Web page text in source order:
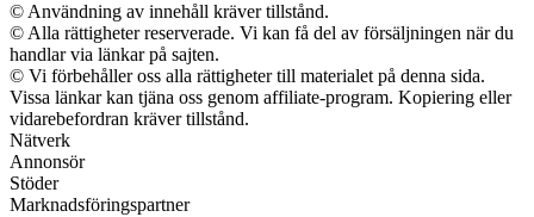
© Användning av innehåll kräver tillstånd.
© Alla rättigheter reserverade. Vi kan få del av försäljningen när du
handlar via länkar på sajten.
© Vi förbehåller oss alla rättigheter till materialet på denna sida.
Vissa länkar kan tjäna oss genom affiliate-program. Kopiering eller
vidarebefordran kräver tillstånd.
Nätverk
Annonsör
Stöder
Marknadsföringspartner